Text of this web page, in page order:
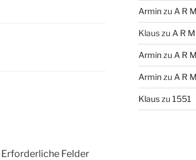
Erforderliche Felder
Arminzu A R
Klauszu A R
Arminzu A R
Arminzu A R
Klauszu 1551